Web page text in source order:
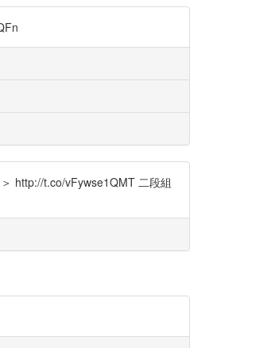
http://t.co/vFywse1QMT 二段組